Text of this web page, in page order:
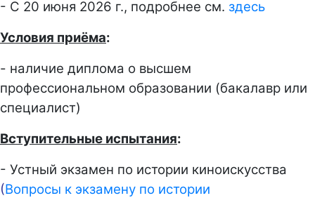
- С 20 июня 2026 г., подробнее см. здесь
Условия приёма:
- наличие диплома о высшем
профессиональном образовании (бакалавр или
специалист)
Вступительные испытания:
- Устный экзамен по истории киноискусства
(Вопросы к экзамену по истории